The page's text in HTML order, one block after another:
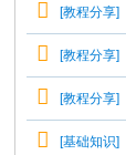
[教程分享]
[教程分享]
[教程分享]
[基础知识]